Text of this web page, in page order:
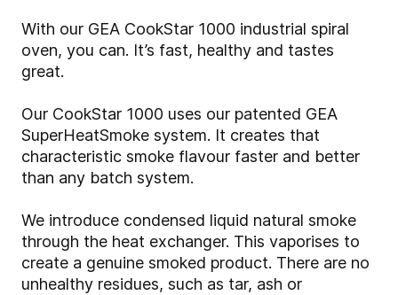
With our GEA CookStar 1000 industrial spiral
oven, you can. It’s fast, healthy and tastes
great.
Our CookStar 1000 uses our patented GEA
SuperHeatSmoke system. It creates that
characteristic smoke flavour faster and better
than any batch system.
We introduce condensed liquid natural smoke
through the heat exchanger. This vaporises to
create a genuine smoked product. There are no
unhealthy residues, such as tar, ash or